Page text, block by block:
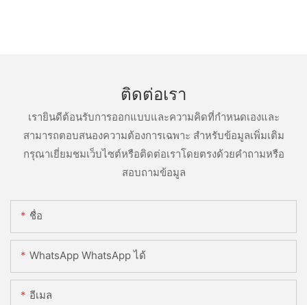
ติดต่อเรา
เรายินดีต้อนรับการออกแบบและความคิดที่กำหนดเองและ
สามารถตอบสนองความต้องการเฉพาะ สำหรับข้อมูลเพิ่มเติม
กรุณาเยี่ยมชมเว็บไซต์หรือติดต่อเราโดยตรงด้วยคำถามหรือ
สอบถามข้อมูล
ชื่อ
WhatsApp WhatsApp ได้
อีเมล